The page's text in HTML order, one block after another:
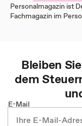
Personalmagazin ist
Fachmagazin im
Bleiben
dem
E-Mail